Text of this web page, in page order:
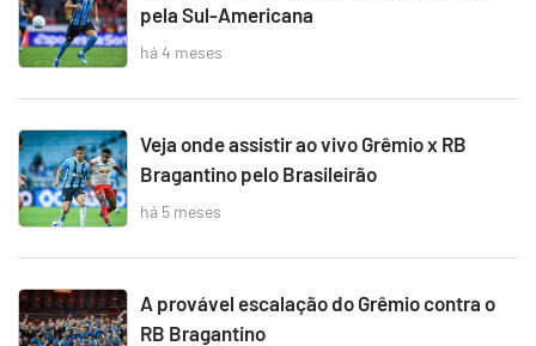
pela Sul-Americana
há 4 meses
Veja onde assistir ao vivo Grêmio x RB
Bragantino pelo Brasileirão
há 5 meses
A provável escalação do Grêmio contra o
RB Bragantino